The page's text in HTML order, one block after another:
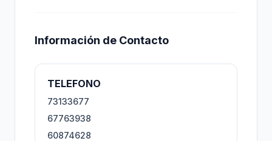
Información de Contacto
TELEFONO
73133677
67763938
60874628